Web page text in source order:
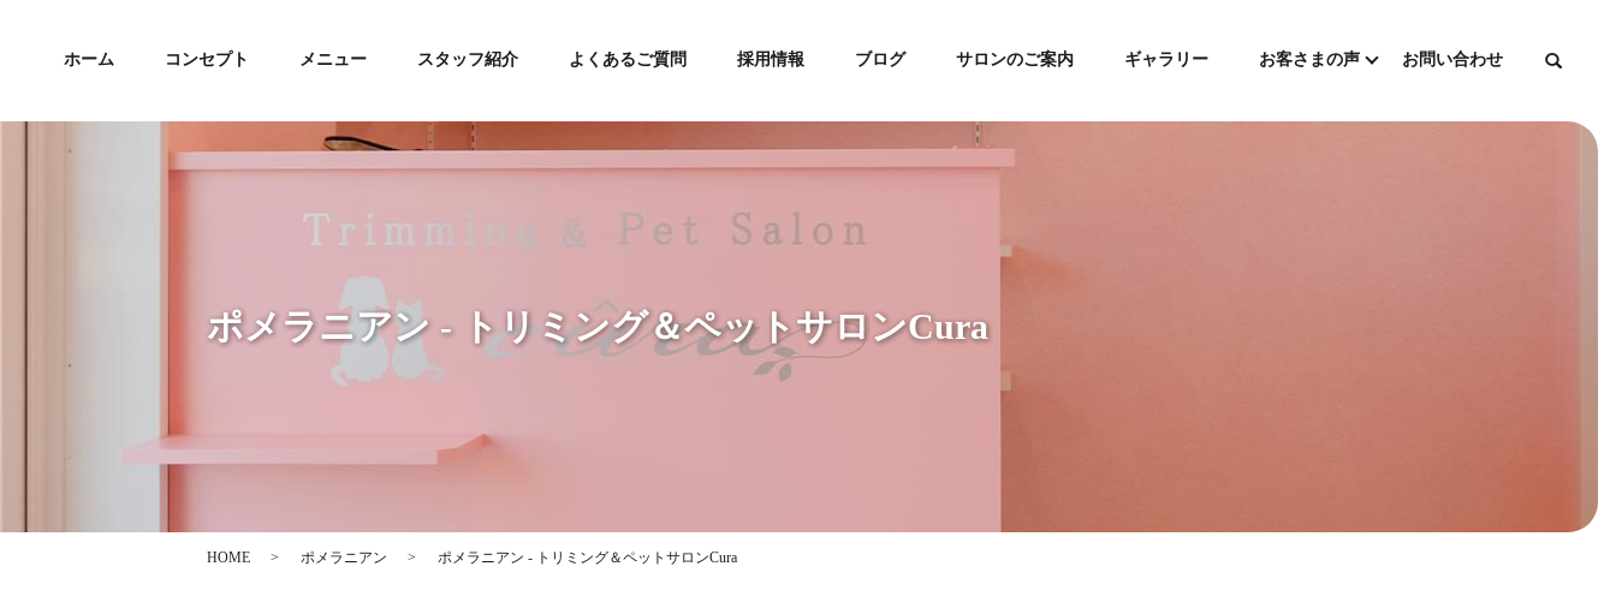
ホーム コンセプト メニュー スタッフ紹介 よくあるご質問 採用情報 ブログ サロンのご案内 ギャラリー お客さまの声 お問い合わせ
ポメラニアン - トリミング＆ペットサロンCura
HOME ポメラニアン ポメラニアン - トリミング＆ペットサロンCura